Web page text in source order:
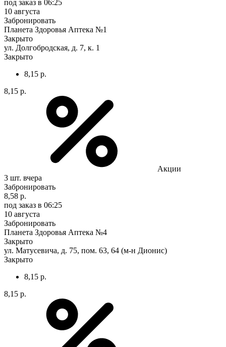
под заказ в 06:25
10 августа
Забронировать
Планета Здоровья Аптека №1
Закрыто
ул. Долгобродская, д. 7, к. 1
Закрыто
8,15 р.
8,15 р.
Акции
3 шт. вчера
Забронировать
8,58 р.
под заказ в 06:25
10 августа
Забронировать
Планета Здоровья Аптека №4
Закрыто
ул. Матусевича, д. 75, пом. 63, 64 (м-н Дионис)
Закрыто
8,15 р.
8,15 р.